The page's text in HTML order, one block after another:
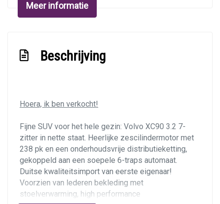
Achterspoiler
Centrale vergrendeling met afstandsbediening
Getint glas
Lichtmetalen velgen 17"
Metaalkleur
Mistlampen voor
Niveauregeling automatisch
Parkeersensor achter
Meer informatie
Beschrijving
Hoera, ik ben verkocht!
Fijne SUV voor het hele gezin: Volvo XC90 3.2 7-
zitter in nette staat. Heerlijke zescilindermotor met
238 pk en een onderhoudsvrije distributieketting,
gekoppeld aan een soepele 6-traps automaat.
Duitse kwaliteitsimport van eerste eigenaar!
Voorzien van lederen bekleding met
stoelverwarming, high performance